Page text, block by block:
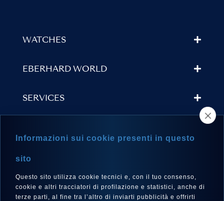
WATCHES
EBERHARD WORLD
SERVICES
Informazioni sui cookie presenti in questo
sito
Questo sito utilizza cookie tecnici e, con il tuo consenso,
cookie e altri tracciatori di profilazione e statistici, anche di
terze parti, al fine tra l’altro di inviarti pubblicità e offrirti